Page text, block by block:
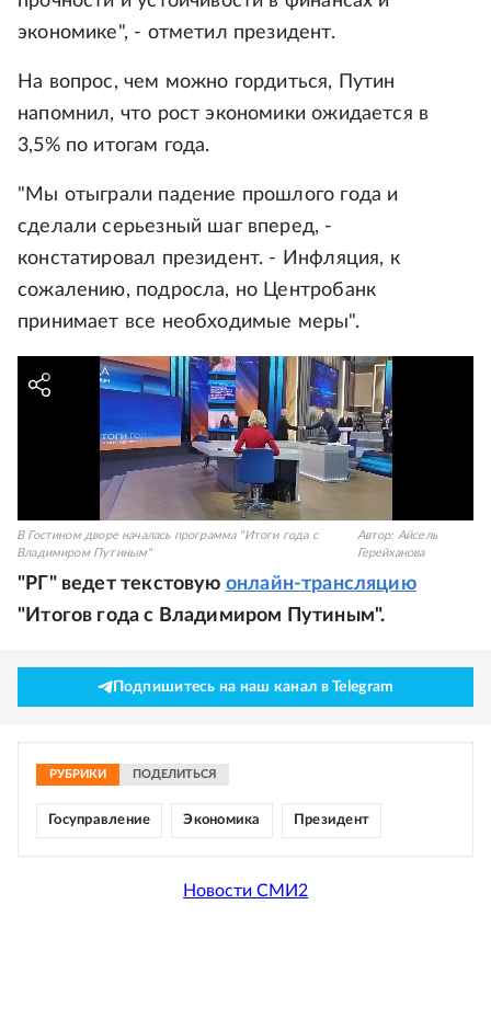
экономике", - отметил президент.
На вопрос, чем можно гордиться, Путин
напомнил, что рост экономики ожидается в
3,5% по итогам года.
"Мы отыграли падение прошлого года и
сделали серьезный шаг вперед, -
констатировал президент. - Инфляция, к
сожалению, подросла, но Центробанк
принимает все необходимые меры".
В Гостином дворе началась программа "Итоги года с
Владимиром Путиным"
Автор: Айсель
Герейханова
"РГ" ведет текстовую онлайн-трансляцию
"Итогов года с Владимиром Путиным".
Подпишитесь на наш канал в Telegram
РУБРИКИ ПОДЕЛИТЬСЯ
Госуправление Экономика Президент
Новости СМИ2